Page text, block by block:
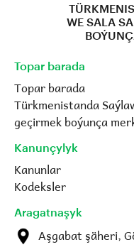
WE SALA
Topar barada
Topar barada
Türkmenistanda
geçirmek boýunça
Kanunçylyk
Kanunlar
Kodeksler
Aragatnaşyk
Aşgabat şäheri,